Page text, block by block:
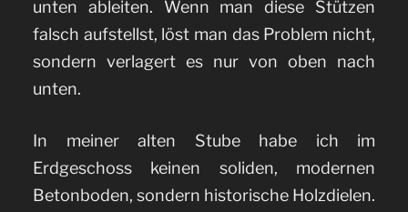
unten ableiten. Wenn man diese Stützen
falsch aufstellst, löst man das Problem nicht,
sondern verlagert es nur von oben nach
unten.
In meiner alten Stube habe ich im
Erdgeschoss keinen soliden, modernen
Betonboden, sondern historische Holzdielen.